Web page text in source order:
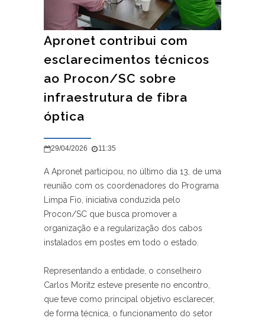
Apronet contribui com
esclarecimentos técnicos
ao Procon/SC sobre
infraestrutura de fibra
óptica
29/04/2026 11:35
A Apronet participou, no último dia 13, de uma
reunião com os coordenadores do Programa
Limpa Fio, iniciativa conduzida pelo
Procon/SC que busca promover a
organização e a regularização dos cabos
instalados em postes em todo o estado.
Representando a entidade, o conselheiro
Carlos Moritz esteve presente no encontro,
que teve como principal objetivo esclarecer,
de forma técnica, o funcionamento do setor